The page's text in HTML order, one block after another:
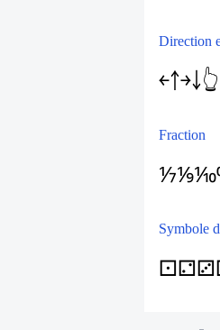
Direction
￩￪￫￬👆
Fraction
⅐⅑⅒
Symbole
⚀⚁⚂